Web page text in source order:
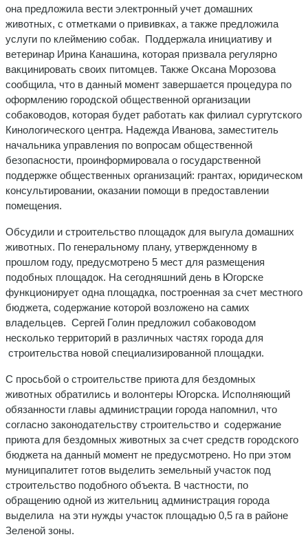
она предложила вести электронный учет домашних
животных, с отметками о прививках, а также предложила
услуги по клеймению собак. Поддержала инициативу и
ветеринар Ирина Канашина, которая призвала регулярно
вакцинировать своих питомцев. Также Оксана Морозова
сообщила, что в данный момент завершается процедура по
оформлению городской общественной организации
собаководов, которая будет работать как филиал сургутского
Кинологического центра. Надежда Иванова, заместитель
начальника управления по вопросам общественной
безопасности, проинформировала о государственной
поддержке общественных организаций: грантах, юридическом
консультировании, оказании помощи в предоставлении
помещения.
Обсудили и строительство площадок для выгула домашних
животных. По генеральному плану, утвержденному в
прошлом году, предусмотрено 5 мест для размещения
подобных площадок. На сегодняшний день в Югорске
функционирует одна площадка, построенная за счет местного
бюджета, содержание которой возложено на самих
владельцев. Сергей Голин предложил собаководом
несколько территорий в различных частях города для
строительства новой специализированной площадки.
С просьбой о строительстве приюта для бездомных
животных обратились и волонтеры Югорска. Исполняющий
обязанности главы администрации города напомнил, что
согласно законодательству строительство и содержание
приюта для бездомных животных за счет средств городского
бюджета на данный момент не предусмотрено. Но при этом
муниципалитет готов выделить земельный участок под
строительство подобного объекта. В частности, по
обращению одной из жительниц администрация города
выделила на эти нужды участок площадью 0,5 га в районе
Зеленой зоны.